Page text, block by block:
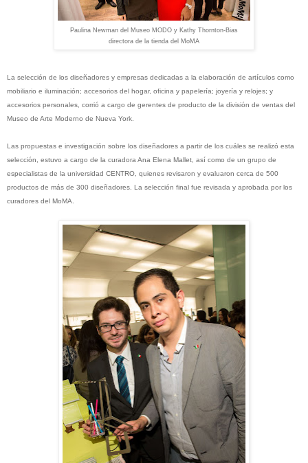
Paulina Newman del Museo MODO y Kathy Thornton-Bias
directora de la tienda del MoMA
La selección de los diseñadores y empresas dedicadas a la elaboración de artículos como
mobiliario e iluminación; accesorios del hogar, oficina y papelería; joyería y relojes; y
accesorios personales, corrió a cargo de gerentes de producto de la división de ventas del
Museo de Arte Moderno de Nueva York.
Las propuestas e investigación sobre los diseñadores a partir de los cuáles se realizó esta
selección, estuvo a cargo de la curadora Ana Elena Mallet, así como de un grupo de
especialistas de la universidad CENTRO, quienes revisaron y evaluaron cerca de 500
productos de más de 300 diseñadores. La selección final fue revisada y aprobada por los
curadores del MoMA.